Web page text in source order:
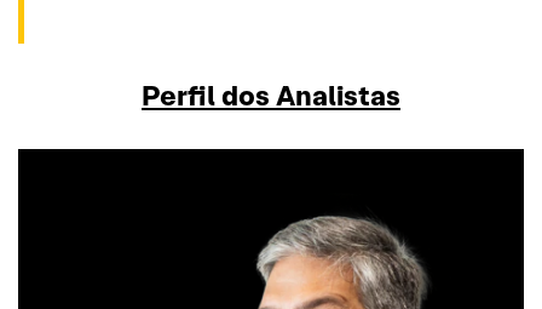
Perfil dos Analistas